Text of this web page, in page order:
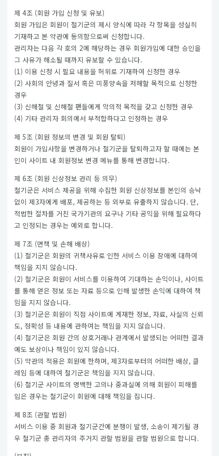
제 4조 (회원 가입 신청 및 유보)
회원 가입은 회원이 철기군의 제시 양식에 따라 각 항목을 성실히
기재하고 본 약관에 동의함으로써 신청합니다.
관리자는 다음 각 호의 2에 해당하는 경우 회원가입에 대한 승인을
그 사유가 해소될 때까지 유보할 수 있습니다.
(1) 이용 신청 시 필요 내용을 허위로 기재하여 신청한 경우
(2) 사회의 안녕과 질서 혹은 미풍양속을 저해할 목적으로 신청한
경우
(3) 신해철 및 신해철 팬들에게 악의적 목적을 갖고 신청한 경우
(4) 기타 관리자 회의에서 부적합하다고 인정하는 경우
제 5조 (회원 정보의 변경 및 회원 탈퇴)
회원이 가입사항을 변경하거나 철기군을 탈퇴하고자 할 때에는 본
인이 사이트 내 회원정보 변경 메뉴를 통해 변경합니다.
제 6조 (회원 신상정보 관리 등 의무)
철기군은 서비스 제공을 위해 수집한 회원 신상정보를 본인의 승낙
없이 제3자에게 배포, 제공하는 등 외부로 유출하지 않습니다. 단,
적법한 절차를 거친 국가기관의 요구나 기타 공익을 위해 필요하다
고 인정되는 경우는 예외로 합니다.
제 7조 (면책 및 손해 배상)
(1) 철기군은 회원의 귀책사유로 인한 서비스 이용 장애에 대하여
책임을 지지 않습니다.
(2) 철기군은 회원이 서비스를 이용하여 기대하는 손익이나, 사이트
를 통해 얻은 정보 또는 자료 등으로 인해 발생한 손익에 대하여 책
임을 지지 않습니다.
(3) 철기군은 회원이 직접 사이트에 게재한 정보, 자료, 사실의 신뢰
도, 정확성 등 내용에 관하여는 책임을 지지 않습니다.
(4) 철기군은 회원 간의 상호거래나 관계에서 발생되는 어떠한 결과
에도 보상이나 책임이 있지 않습니다.
(5) 약관의 적용은 회원에 한하며, 제3자로부터의 어떠한 배상, 클
레임 등에 대하여 철기군은 책임을 지지 않습니다.
(6) 철기군 사이트의 명백한 고의나 중과실에 의해 회원이 피해를
입은 경우는 철기군이 회원에 대해 책임을 집니다.
제 8조 (관할 법원)
서비스 이용 중 회원과 철기군간에 분쟁이 발생, 소송이 제기될 경
우 철기군 총 관리자의 주거지 관할 법원을 관할 법원으로 합니다.